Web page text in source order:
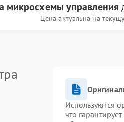
микросхемы управления
Цена актуальна на
Используются
что